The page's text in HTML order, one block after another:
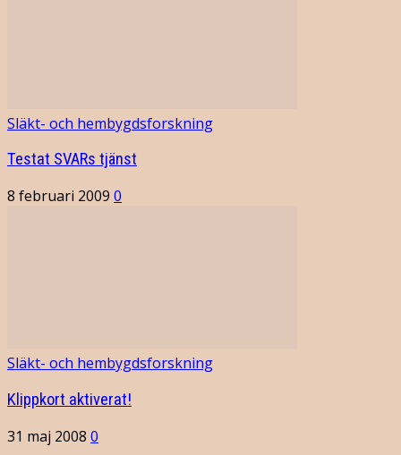
Släkt- och hembygdsforskning
Testat SVARs tjänst
8 februari 2009 0
Släkt- och hembygdsforskning
Klippkort aktiverat!
31 maj 2008 0